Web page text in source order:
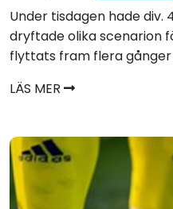
Under tisdagen hade
dryftade olika scenarion
flyttats fram flera gånger
LÄS MER